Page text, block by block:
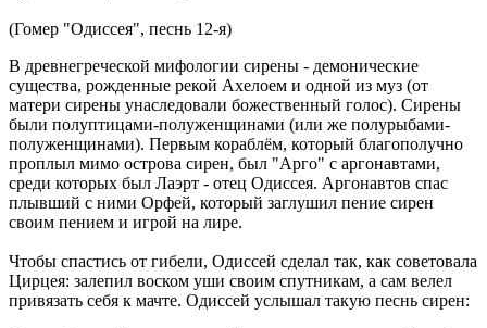
(Гомер "Одиссея", песнь 12-я)
В древнегреческой мифологии сирены - демонические
существа, рожденные рекой Ахелоем и одной из муз (от
матери сирены унаследовали божественный голос). Сирены
были полуптицами-полуженщинами (или же полурыбами-
полуженщинами). Первым кораблём, который благополучно
проплыл мимо острова сирен, был "Арго" с аргонавтами,
среди которых был Лаэрт - отец Одиссея. Аргонавтов спас
плывший с ними Орфей, который заглушил пение сирен
своим пением и игрой на лире.
Чтобы спастись от гибели, Одиссей сделал так, как советовала
Цирцея: залепил воском уши своим спутникам, а сам велел
привязать себя к мачте. Одиссей услышал такую песнь сирен: